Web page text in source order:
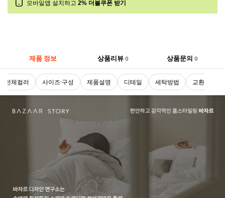
모바일앱 설치하고 2% 더블쿠폰 받기
제품 정보 상품리뷰 0 상품문의0
전체컬러 사이즈·구성 제품설명 디테일 세탁방법 교환 및 반